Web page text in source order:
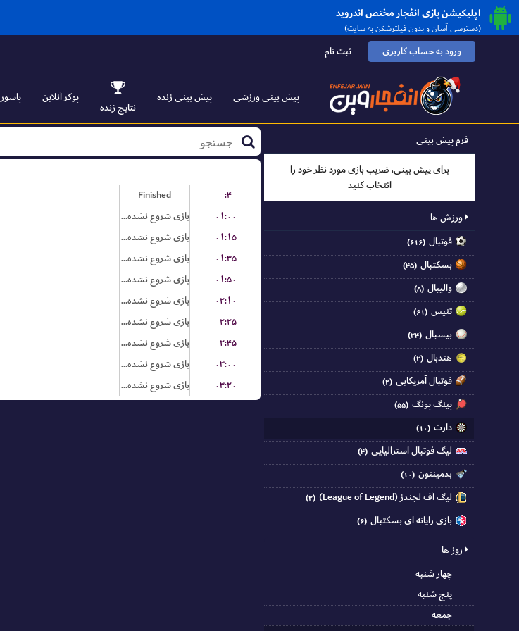
اپلیکیشن بازی انفجار مختص اندروید
(دسترسی آسان و بدون فیلترشکن به سایت)
ورود به حساب کاربری ثبت نام
پیش بینی ورزشی پیش بینی زنده
نتایج زنده
پوکر آنلاین پاسور
فرم پیش بینی
برای پیش بینی، ضریب بازی مورد نظر خود را
انتخاب کنید
ورزش ها
فوتبال (۶۱۶)
بسکتبال (۴۵)
والیبال (۸)
تنیس (۶۱)
بیسبال (۲۴)
هندبال (۲)
فوتبال آمریکایی (۲)
پینگ پونگ (۵۵)
دارت (۱۰)
لیگ فوتبال استرالیایی (۴)
بدمینتون (۱۰)
لیگ آف لجندز (League of Legend) (۲)
بازی رایانه ای بسکتبال (۶)
روز ها
چهار شنبه
پنج شنبه
جمعه
Finished
۰۰:۴۰
بازی شروع نشده است
۰۱:۰۰
بازی شروع نشده است
۰۱:۱۵
بازی شروع نشده است
۰۱:۳۵
بازی شروع نشده است
۰۱:۵۰
بازی شروع نشده است
۰۲:۱۰
بازی شروع نشده است
۰۲:۲۵
بازی شروع نشده است
۰۲:۴۵
بازی شروع نشده است
۰۳:۰۰
بازی شروع نشده است ۰۳:۲۰